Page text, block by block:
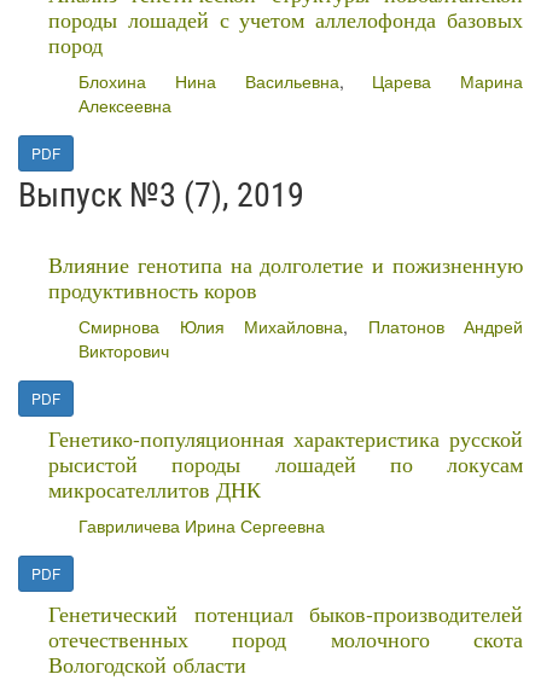
породы лошадей с учетом аллелофонда базовых
пород
Блохина Нина Васильевна, Царева Марина
Алексеевна
PDF
Выпуск №3 (7), 2019
Влияние генотипа на долголетие и пожизненную
продуктивность коров
Смирнова Юлия Михайловна, Платонов Андрей
Викторович
PDF
Генетико-популяционная характеристика русской
рысистой породы лошадей по локусам
микросателлитов ДНК
Гавриличева Ирина Сергеевна
PDF
Генетический потенциал быков-производителей
отечественных пород молочного скота
Вологодской области